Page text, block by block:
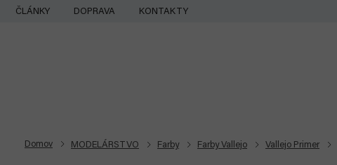
Prejsť
ČLÁNKY DOPRAVA KONTAKTY
Domov MODELÁRSTVO Farby Farby Vallejo Vallejo Primer